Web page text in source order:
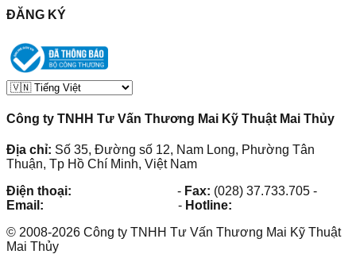
ĐĂNG KÝ
Công ty TNHH Tư Vấn Thương Mai Kỹ Thuật Mai Thủy
Địa chỉ: Số 35, Đường số 12, Nam Long, Phường Tân
Thuận, Tp Hồ Chí Minh, Việt Nam
Điện thoại:
- Fax: (028) 37.733.705 -
Email:
- Hotline:
© 2008-2026 Công ty TNHH Tư Vấn Thương Mai Kỹ Thuật
Mai Thủy